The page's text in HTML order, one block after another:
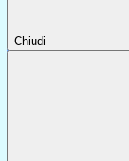
Chiudi